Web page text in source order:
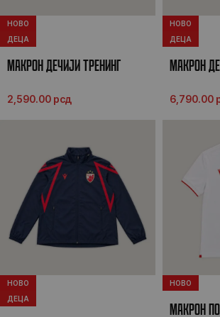
НОВО
ДЕЦА
МАКРОН ДЕЧИЈИ ТРЕНИНГ
2,590.00 рсд
НОВО
ДЕЦА
МАКРОН
6,790.00
НОВО
ДЕЦА
НОВО
МАКРОН